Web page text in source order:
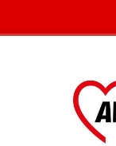
content